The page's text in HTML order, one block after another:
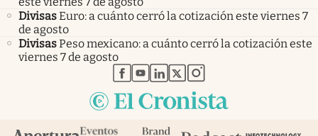
DivisasEuro: a cuánto cerró la cotización este viernes 7
de agosto
DivisasPeso mexicano: a cuánto cerró la cotización este
viernes 7 de agosto
abre en nueva pestaña
abre en nueva pestaña
abre en nueva pestaña
abre en nueva pestaña
abre en nueva pestaña